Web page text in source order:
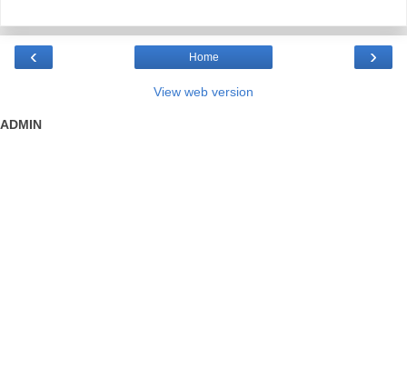
‹ ›
Home
View web version
ADMIN